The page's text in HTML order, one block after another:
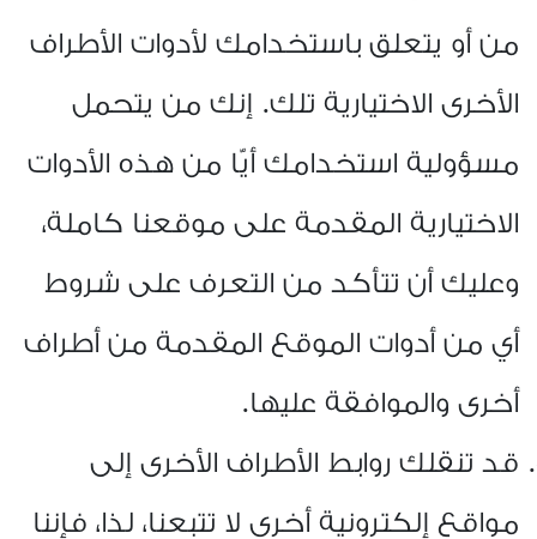
من أو يتعلق باستخدامك لأدوات الأطراف
الأخرى الاختيارية تلك. إنك من يتحمل
مسؤولية استخدامك أيًّا من هذه الأدوات
الاختيارية المقدمة على موقعنا كاملة،
وعليك أن تتأكد من التعرف على شروط
أي من أدوات الموقع المقدمة من أطراف
أخرى والموافقة عليها.
قد تنقلك روابط الأطراف الأخرى إلى
مواقع إلكترونية أخرى لا تتبعنا، لذا، فإننا